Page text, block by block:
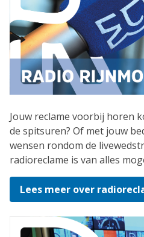
Jouw reclame voorbij horen
de spitsuren? Of met jouw
wensen rondom de
radioreclame is van alles
Lees meer over